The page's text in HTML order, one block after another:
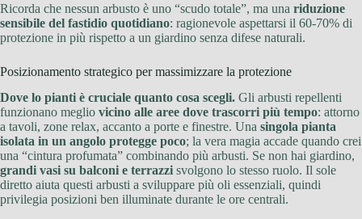
Ricorda che nessun arbusto è uno “scudo totale”, ma una riduzione
sensibile del fastidio quotidiano: ragionevole aspettarsi il 60-70% di
protezione in più rispetto a un giardino senza difese naturali.
Posizionamento strategico per massimizzare la protezione
Dove lo pianti è cruciale quanto cosa scegli. Gli arbusti repellenti
funzionano meglio vicino alle aree dove trascorri più tempo: attorno
a tavoli, zone relax, accanto a porte e finestre. Una singola pianta
isolata in un angolo protegge poco; la vera magia accade quando crei
una “cintura profumata” combinando più arbusti. Se non hai giardino,
grandi vasi su balconi e terrazzi svolgono lo stesso ruolo. Il sole
diretto aiuta questi arbusti a sviluppare più oli essenziali, quindi
privilegia posizioni ben illuminate durante le ore centrali.